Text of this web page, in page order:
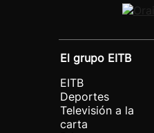
El grupo EITB
EITB
Deportes
Televisión a la
carta